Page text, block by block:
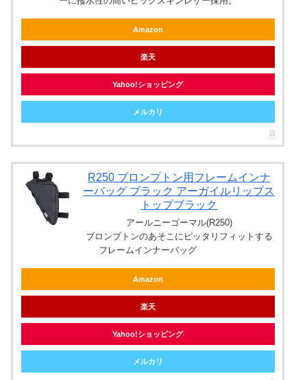
Amazon
楽天
Yahoo!ショッピング
メルカリ
R250 ブロンプトン用フレームインナ
ーバッグ ブラック アーガイルリップス
トップブラック
アールニーゴーマル(R250)
ブロンプトンのあそこにピッタリフィットする
フレームインナーバッグ
Amazon
楽天
Yahoo!ショッピング
メルカリ